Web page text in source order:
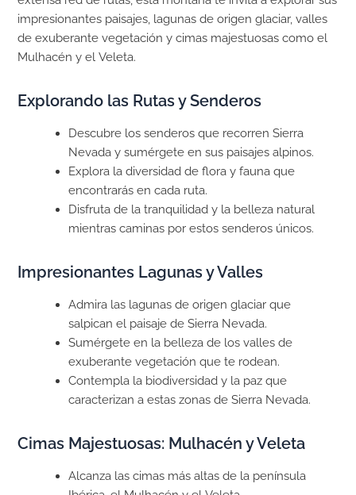
impresionantes paisajes, lagunas de origen glaciar, valles
de exuberante vegetación y cimas majestuosas como el
Mulhacén y el Veleta.
Explorando las Rutas y Senderos
Descubre los senderos que recorren Sierra
Nevada y sumérgete en sus paisajes alpinos.
Explora la diversidad de flora y fauna que
encontrarás en cada ruta.
Disfruta de la tranquilidad y la belleza natural
mientras caminas por estos senderos únicos.
Impresionantes Lagunas y Valles
Admira las lagunas de origen glaciar que
salpican el paisaje de Sierra Nevada.
Sumérgete en la belleza de los valles de
exuberante vegetación que te rodean.
Contempla la biodiversidad y la paz que
caracterizan a estas zonas de Sierra Nevada.
Cimas Majestuosas: Mulhacén y Veleta
Alcanza las cimas más altas de la península